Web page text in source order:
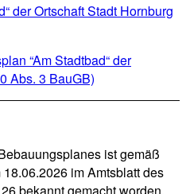
der Ortschaft Stadt Hornburg
“Am Stadtbad“ der
Abs. 3 BauGB)
ist gemäß
im Amtsblatt des
bekannt gemacht worden.